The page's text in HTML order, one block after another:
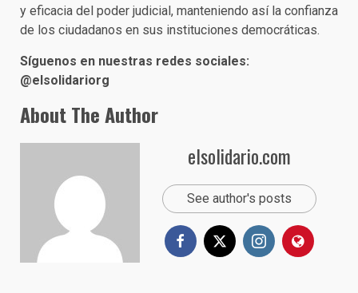
y eficacia del poder judicial, manteniendo así la confianza
de los ciudadanos en sus instituciones democráticas.
Síguenos en nuestras redes sociales:
@elsolidariorg
About The Author
elsolidario.com
See author's posts